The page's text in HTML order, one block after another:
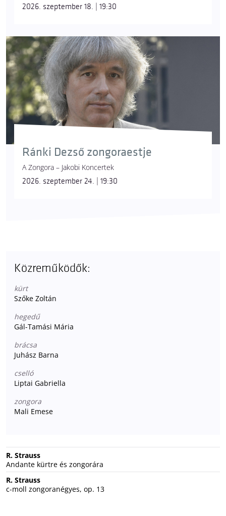
2026. szeptember 18. | 19:30
Ránki Dezső zongoraestje
A Zongora – Jakobi Koncertek
2026. szeptember 24. | 19:30
Közreműködők:
kürt
Szőke Zoltán
hegedű
Gál-Tamási Mária
brácsa
Juhász Barna
cselló
Liptai Gabriella
zongora
Mali Emese
R. Strauss
Andante kürtre és zongorára
R. Strauss
c-moll zongoranégyes, op. 13